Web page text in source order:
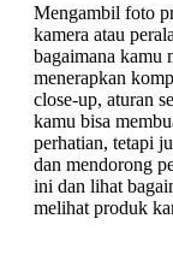
Mengambil foto
kamera atau
bagaimana kamu
menerapkan
close-up, aturan
kamu bisa
perhatian, tetapi
dan mendorong
ini dan lihat
melihat produk